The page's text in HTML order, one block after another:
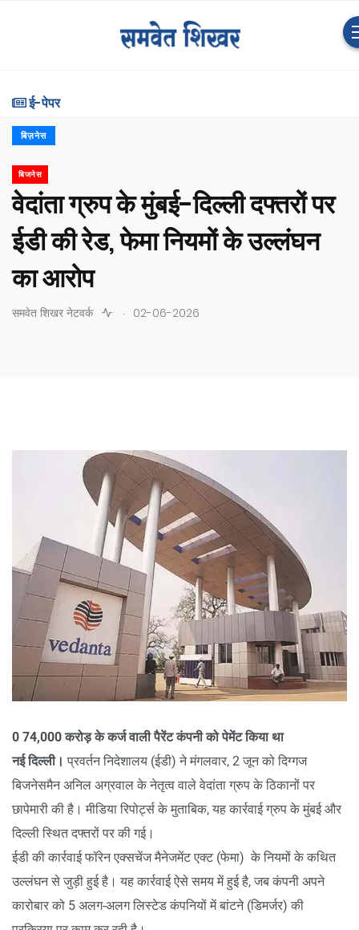
ई-पेपर
बिज़नेस
बिजनेस
वेदांता ग्रुप के मुंबई-दिल्ली दफ्तरों पर
ईडी की रेड, फेमा नियमों के उल्लंघन
का आरोप
समवेत शिखर नेटवर्क . 02-06-2026
0 74,000 करोड़ के कर्ज वाली पैरेंट कंपनी को पेमेंट किया था
नई दिल्ली। प्रवर्तन निदेशालय (ईडी) ने मंगलवार, 2 जून को दिग्गज
बिजनेसमैन अनिल अग्रवाल के नेतृत्व वाले वेदांता ग्रुप के ठिकानों पर
छापेमारी की है। मीडिया रिपोर्ट्स के मुताबिक, यह कार्रवाई ग्रुप के मुंबई और
दिल्ली स्थित दफ्तरों पर की गई।
ईडी की कार्रवाई फॉरेन एक्सचेंज मैनेजमेंट एक्ट (फेमा) के नियमों के कथित
उल्लंघन से जुड़ी हुई है। यह कार्रवाई ऐसे समय में हुई है, जब कंपनी अपने
कारोबार को 5 अलग-अलग लिस्टेड कंपनियों में बांटने (डिमर्जर) की